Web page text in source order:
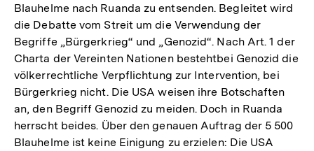
Blauhelme nach Ruanda zu entsenden. Begleitet wird
die Debatte vom Streit um die Verwendung der
Begriffe „Bürgerkrieg“ und „Genozid“. Nach Art. 1 der
Charta der Vereinten Nationen bestehtbei Genozid die
völkerrechtliche Verpflichtung zur Intervention, bei
Bürgerkrieg nicht. Die USA weisen ihre Botschaften
an, den Begriff Genozid zu meiden. Doch in Ruanda
herrscht beides. Über den genauen Auftrag der 5 500
Blauhelme ist keine Einigung zu erzielen: Die USA